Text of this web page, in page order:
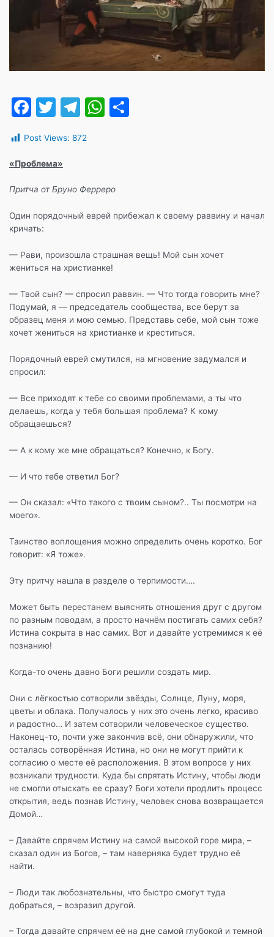
F
c
e
b
o
T
itt
er
T
e
a
W
A
p и
ь
Post Views: 872
«Проблема»
Притча от Бруно Ферреро
Один порядочный еврей прибежал к своему раввину и начал
кричать:
— Рави, произошла страшная вещь! Мой сын хочет
жениться на христианке!
— Твой сын? — спросил раввин. — Что тогда говорить мне?
Подумай, я — председатель сообщества, все берут за
образец меня и мою семью. Представь себе, мой сын тоже
хочет жениться на христианке и креститься.
Порядочный еврей смутился, на мгновение задумался и
спросил:
— Все приходят к тебе со своими проблемами, а ты что
делаешь, когда у тебя большая проблема? К кому
обращаешься?
— А к кому же мне обращаться? Конечно, к Богу.
— И что тебе ответил Бог?
— Он сказал: «Что такого с твоим сыном?.. Ты посмотри на
моего».
Таинство воплощения можно определить очень коротко. Бог
говорит: «Я тоже».
Эту притчу нашла в разделе о терпимости….
Может быть перестанем выяснять отношения друг с другом
по разным поводам, а просто начнём постигать самих себя?
Истина сокрыта в нас самих. Вот и давайте устремимся к её
познанию!
Когда-то очень давно Боги решили создать мир.
Они с лёгкостью сотворили звёзды, Солнце, Луну, моря,
цветы и облака. Получалось у них это очень легко, красиво
и радостно… И затем сотворили человеческое существо.
Наконец-то, почти уже закончив всё, они обнаружили, что
осталась сотворённая Истина, но они не могут прийти к
согласию о месте её расположения. В этом вопросе у них
возникали трудности. Куда бы спрятать Истину, чтобы люди
не смогли отыскать ее сразу? Боги хотели продлить процесс
открытия, ведь познав Истину, человек снова возвращается
Домой…
– Давайте спрячем Истину на самой высокой горе мира, –
сказал один из Богов, – там наверняка будет трудно её
найти.
– Люди так любознательны, что быстро смогут туда
добраться, – возразил другой.
– Тогда давайте спрячем её на дне самой глубокой и темной